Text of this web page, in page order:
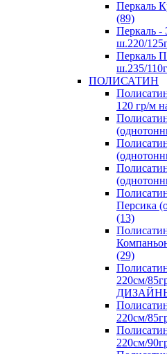
Перкаль
(89)
Перкаль -
ш.220/
Перкаль
ш.235/
ПОЛИСАТИН
120 гр/м
Персика
(13)
(29)
220см/
220см/
220см/